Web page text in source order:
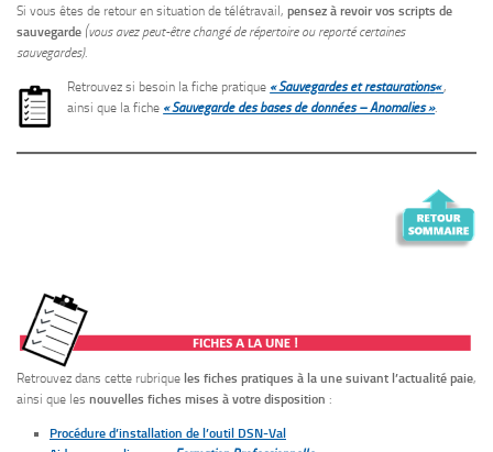
Si vous êtes de retour en situation de télétravail, pensez à revoir vos scripts de
sauvegarde (vous avez peut-être changé de répertoire ou reporté certaines
sauvegardes).
Retrouvez si besoin la fiche pratique « Sauvegardes et restaurations«,
ainsi que la fiche « Sauvegarde des bases de données – Anomalies ».
Retrouvez dans cette rubrique les fiches pratiques à la une suivant l’actualité paie,
ainsi que les nouvelles fiches mises à votre disposition :
Procédure d’installation de l’outil DSN-Val